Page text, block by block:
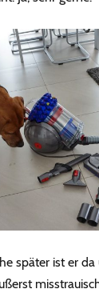
später ist er